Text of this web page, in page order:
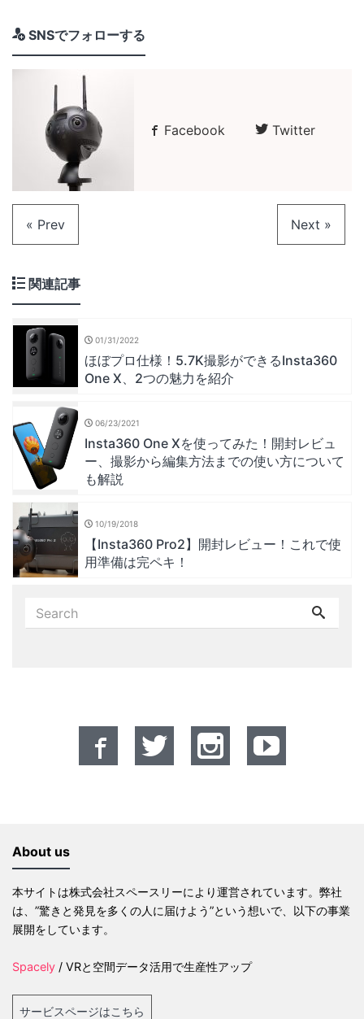
SNSでフォローする
Facebook Twitter
« Prev Next »
関連記事
01/31/2022
ほぼプロ仕様！5.7K撮影ができるInsta360
One X、2つの魅力を紹介
06/23/2021
Insta360 One Xを使ってみた！開封レビュ
ー、撮影から編集方法までの使い方について
も解説
10/19/2018
【Insta360 Pro2】開封レビュー！これで使
用準備は完ペキ！
About us
本サイトは株式会社スペースリーにより運営されています。弊社
は、”驚きと発見を多くの人に届けよう”という想いで、以下の事業
展開をしています。
Spacely / VRと空間データ活用で生産性アップ
サービスページはこちら